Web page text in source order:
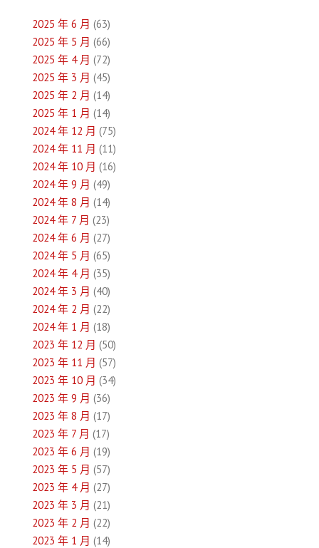
覽2025 年 6 月 (63)
2025 年 5 月 (66)
2025 年 4 月 (72)
2025 年 3 月 (45)
2025 年 2 月 (14)
2025 年 1 月 (14)
2024 年 12 月 (75)
2024 年 11 月 (11)
2024 年 10 月 (16)
2024 年 9 月 (49)
2024 年 8 月 (14)
2024 年 7 月 (23)
2024 年 6 月 (27)
2024 年 5 月 (65)
2024 年 4 月 (35)
2024 年 3 月 (40)
2024 年 2 月 (22)
2024 年 1 月 (18)
2023 年 12 月 (50)
2023 年 11 月 (57)
2023 年 10 月 (34)
2023 年 9 月 (36)
2023 年 8 月 (17)
2023 年 7 月 (17)
2023 年 6 月 (19)
2023 年 5 月 (57)
2023 年 4 月 (27)
2023 年 3 月 (21)
2023 年 2 月 (22)
2023 年 1 月 (14)